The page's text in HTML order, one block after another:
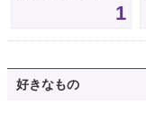
1
好きなもの